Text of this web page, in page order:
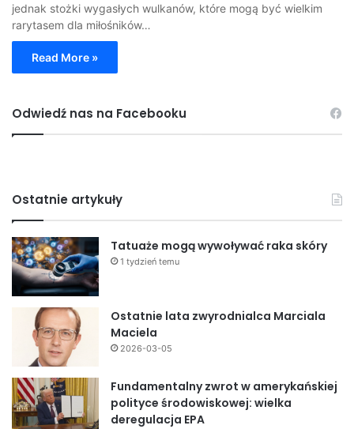
jednak stożki wygasłych wulkanów, które mogą być wielkim
rarytasem dla miłośników…
Read More »
Odwiedź nas na Facebooku
Ostatnie artykuły
Tatuaże mogą wywoływać raka skóry
1 tydzień temu
Ostatnie lata zwyrodnialca Marciala
Maciela
2026-03-05
Fundamentalny zwrot w amerykańskiej
polityce środowiskowej: wielka
deregulacja EPA